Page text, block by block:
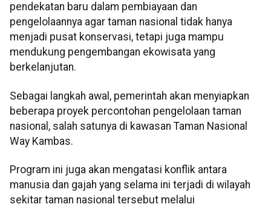
pendekatan baru dalam pembiayaan dan
pengelolaannya agar taman nasional tidak hanya
menjadi pusat konservasi, tetapi juga mampu
mendukung pengembangan ekowisata yang
berkelanjutan.
Sebagai langkah awal, pemerintah akan menyiapkan
beberapa proyek percontohan pengelolaan taman
nasional, salah satunya di kawasan Taman Nasional
Way Kambas.
Program ini juga akan mengatasi konflik antara
manusia dan gajah yang selama ini terjadi di wilayah
sekitar taman nasional tersebut melalui